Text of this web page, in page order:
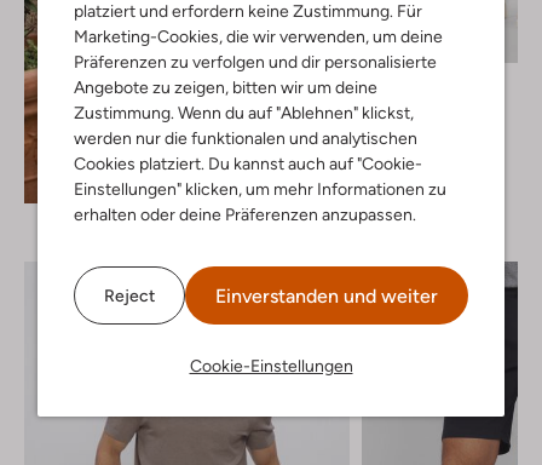
platziert und erfordern keine Zustimmung. Für
Marketing-Cookies, die wir verwenden, um deine
Präferenzen zu verfolgen und dir personalisierte
Angebote zu zeigen, bitten wir um deine
Zustimmung. Wenn du auf "Ablehnen" klickst,
werden nur die funktionalen und analytischen
Cookies platziert. Du kannst auch auf "Cookie-
Einstellungen" klicken, um mehr Informationen zu
erhalten oder deine Präferenzen anzupassen.
Reject Einverstanden und weiter
Cookie-Einstellungen
Entdecke den Look
Chino
€ 139,99
+ mehr farben